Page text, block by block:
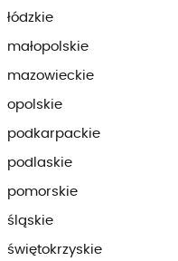
łódzkie
małopolskie
mazowieckie
opolskie
podkarpackie
podlaskie
pomorskie
śląskie
świętokrzyskie